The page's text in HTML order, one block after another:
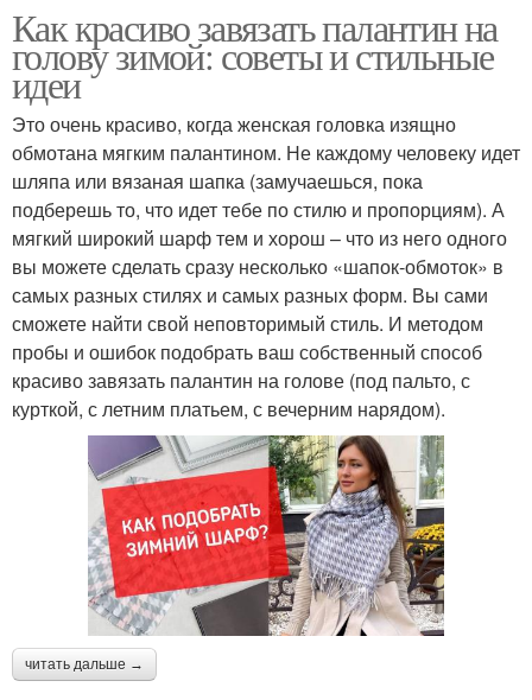
Как красиво завязать палантин на
голову зимой: советы и стильные
идеи
Это очень красиво, когда женская головка изящно
обмотана мягким палантином. Не каждому человеку идет
шляпа или вязаная шапка (замучаешься, пока
подберешь то, что идет тебе по стилю и пропорциям). А
мягкий широкий шарф тем и хорош – что из него одного
вы можете сделать сразу несколько «шапок-обмоток» в
самых разных стилях и самых разных форм. Вы сами
сможете найти свой неповторимый стиль. И методом
пробы и ошибок подобрать ваш собственный способ
красиво завязать палантин на голове (под пальто, с
курткой, с летним платьем, с вечерним нарядом).
читать дальше →